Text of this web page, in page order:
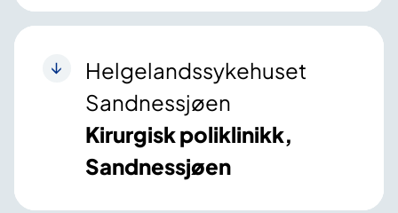
Helgelandssykehuset
Sandnessjøen
Kirurgisk poliklinikk,
Sandnessjøen